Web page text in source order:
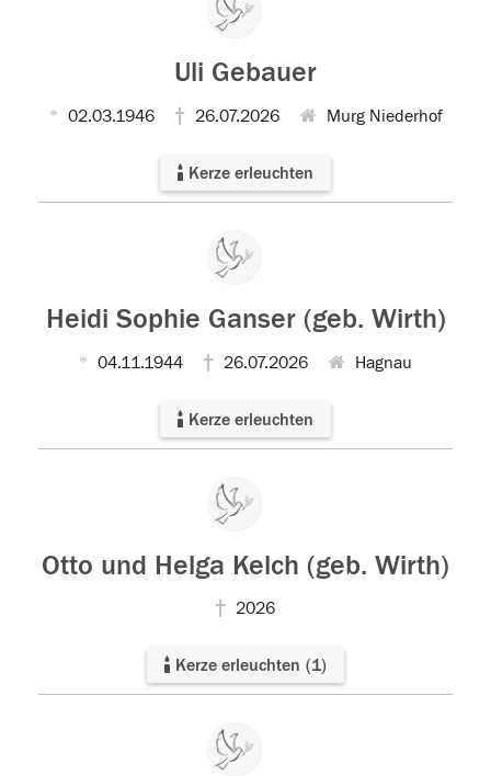
Uli Gebauer
02.03.1946 26.07.2026 Murg Niederhof
Kerze erleuchten
Heidi Sophie Ganser (geb. Wirth)
04.11.1944 26.07.2026 Hagnau
Kerze erleuchten
Otto und Helga Kelch (geb. Wirth)
2026
Kerze erleuchten (1)